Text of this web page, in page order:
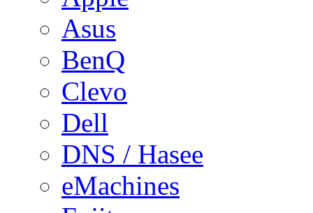
Asus
BenQ
Clevo
Dell
DNS / Hasee
eMachines